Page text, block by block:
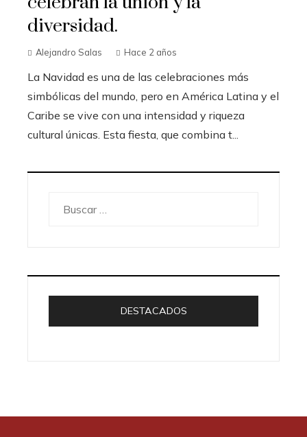
diversidad.
Alejandro Salas Hace 2 años
La Navidad es una de las celebraciones más
simbólicas del mundo, pero en América Latina y el
Caribe se vive con una intensidad y riqueza
cultural únicas. Esta fiesta, que combina t...
DESTACADOS